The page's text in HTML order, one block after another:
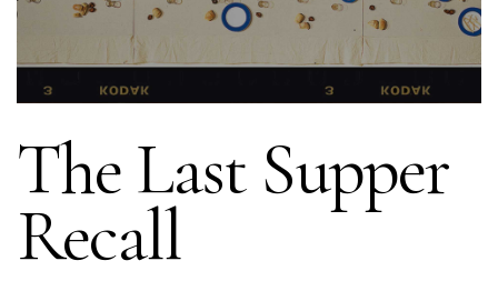
The Last Supper
Recall